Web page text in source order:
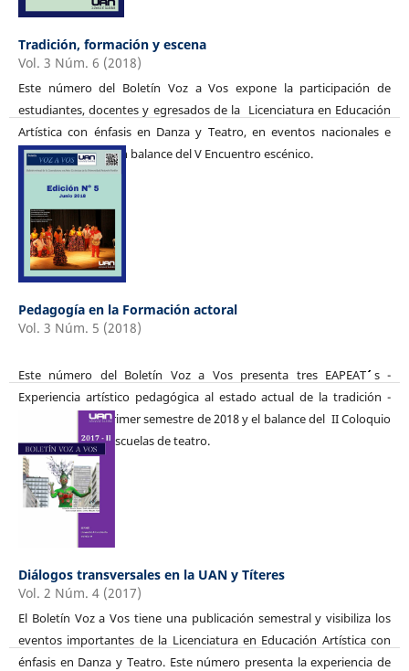
Tradición, formación y escena
Vol. 3 Núm. 6 (2018)
Este número del Boletín Voz a Vos expone la participación de
estudiantes, docentes y egresados de la Licenciatura en Educación
Artística con énfasis en Danza y Teatro, en eventos nacionales e
internacionales y un balance del V Encuentro escénico.
Pedagogía en la Formación actoral
Vol. 3 Núm. 5 (2018)
Este número del Boletín Voz a Vos presenta tres EAPEAT´´´´´´ s -
Experiencia artístico pedagógica al estado actual de la tradición -
realizadas en el primer semestre de 2018 y el balance del II Coloquio
internacional de escuelas de teatro.
Diálogos transversales en la UAN y Títeres
Vol. 2 Núm. 4 (2017)
El Boletín Voz a Vos tiene una publicación semestral y visibiliza los
eventos importantes de la Licenciatura en Educación Artística con
énfasis en Danza y Teatro. Este número presenta la experiencia de